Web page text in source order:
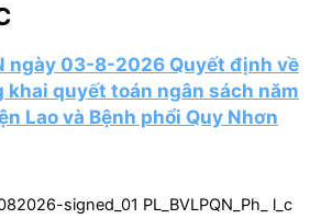
ngày 03-8-2026 Quyết định về
khai quyết toán ngân sách năm
Lao và Bệnh phổi Quy Nhơn
signed_01 PL_BVLPQN_Ph_ l_c